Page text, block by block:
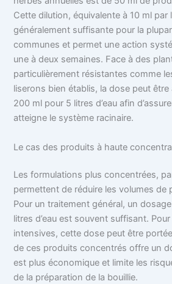
Cette dilution, équivalente à 10 ml par
généralement suffisante pour la
communes et permet une action
une à deux semaines. Face à des
particulièrement résistantes comme
liserons bien établis, la dose peut être
200 ml pour 5 litres d’eau afin
atteigne le système racinaire.
Le cas des produits à haute
Les formulations plus concentrées,
permettent de réduire les volumes de
Pour un traitement général, un
litres d’eau est souvent suffisant.
intensives, cette dose peut être
de ces produits concentrés offre un
est plus économique et limite les
de la préparation de la bouillie.